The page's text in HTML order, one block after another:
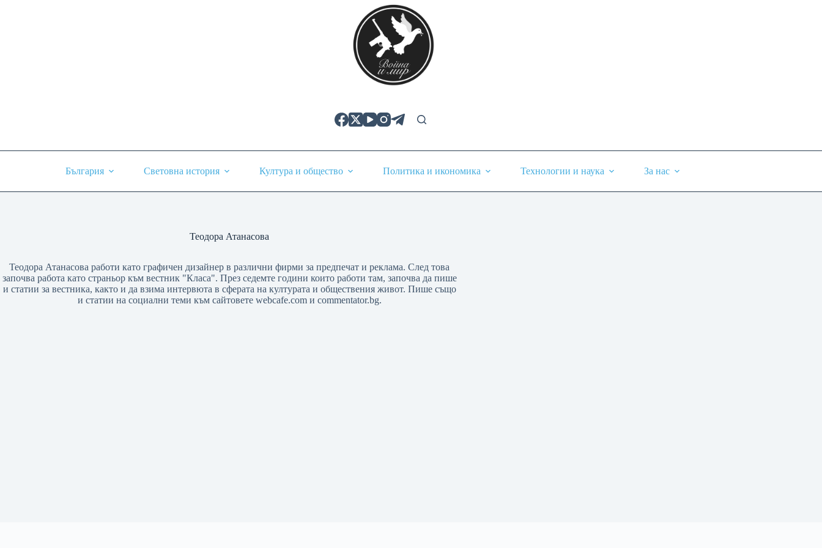
България Световна история Култура и общество Политика и икономика Технологии и наука За нас
Теодора Атанасова
Теодора Атанасова работи като графичен дизайнер в различни фирми за предпечат и реклама. След това
започва работа като страньор към вестник "Класа". През седемте години които работи там, започва да пише
и статии за вестника, както и да взима интервюта в сферата на културата и обществения живот. Пише също
и статии на социални теми към сайтовете webcafe.com и commentator.bg.